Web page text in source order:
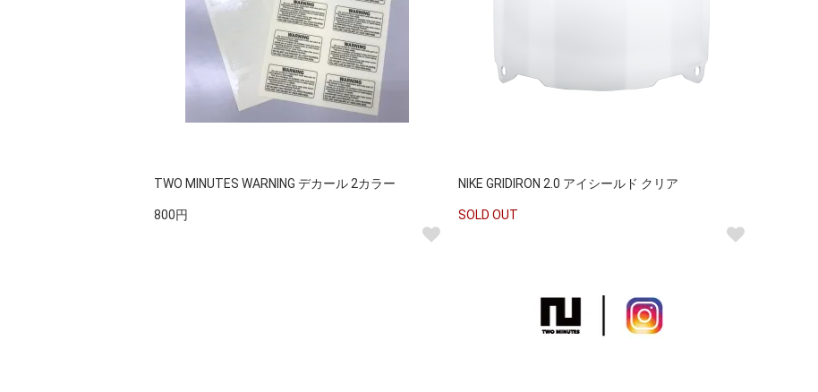
TWO MINUTES WARNING デカール 2カラー
800円
NIKE GRIDIRON 2.0 アイシールド クリア
SOLD OUT